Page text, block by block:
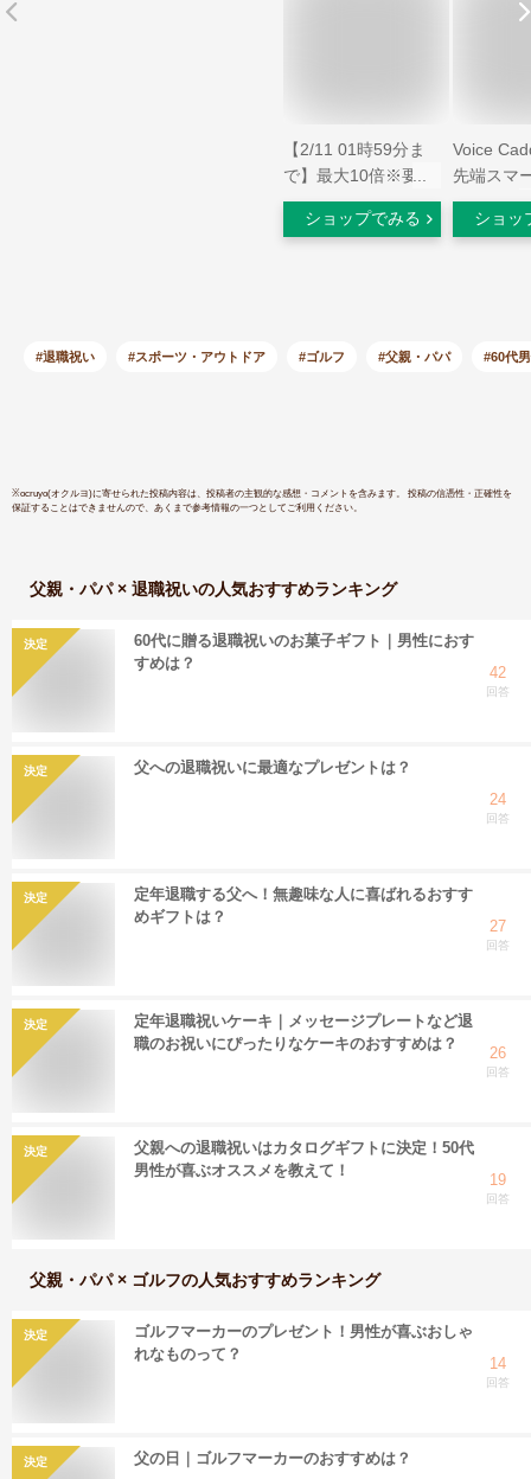
【2/11 01時59分ま
で】最大10倍※要エ
ントリーEAGLE
VISION(イーグルビ
【あす楽対応】
ショップでみる
Voice
先端スマ
ウォッチ
ショッ
#退職祝い #スポーツ・アウトドア #ゴルフ #父親・パパ #60代
※ocruyo(オクルヨ)に寄せられた投稿内容は、投稿者の主観的な感想・コメントを含みます。 投稿の信憑性・正確性を
保証することはできませんので、あくまで参考情報の一つとしてご利用ください。
父親・パパ × 退職祝いの人気おすすめランキング
決定
60代に贈る退職祝いのお菓子ギフト｜男性におす
すめは？
42
回答
決定
父への退職祝いに最適なプレゼントは？
24
回答
決定
定年退職する父へ！無趣味な人に喜ばれるおすす
めギフトは？
27
回答
決定
定年退職祝いケーキ｜メッセージプレートなど退
職のお祝いにぴったりなケーキのおすすめは？
26
回答
決定
父親への退職祝いはカタログギフトに決定！50代
男性が喜ぶオススメを教えて！
19
回答
父親・パパ × ゴルフの人気おすすめランキング
決定
ゴルフマーカーのプレゼント！男性が喜ぶおしゃ
れなものって？
14
回答
決定
父の日｜ゴルフマーカーのおすすめは？